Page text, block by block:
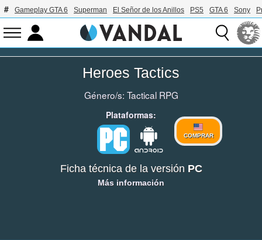
Gameplay GTA 6 Superman El Señor de los Anillos PS5 GTA 6 Sony
Heroes Tactics
Género/s: Tactical RPG
Plataformas:
COMPRAR
Ficha técnica de la versión PC
Más información